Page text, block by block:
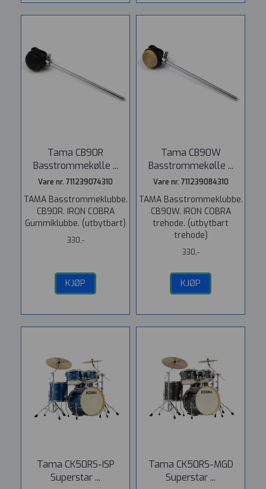
Tama CB90R
Basstrommekølle ...
Vare nr. 711239074310
TAMA Basstrommeklubbe.
CB90R. IRON COBRA
Gummiklubbe. (utbytbart)
330,-
KJØP
Tama CB90W
Basstrommekølle ...
Vare nr. 711239084310
TAMA Basstrommeklubbe.
CB90W. IRON COBRA
trehode. (utbytbart
trehode)
330,-
KJØP
Tama CK50RS-ISP
Superstar ...
Tama CK50RS-MGD
Superstar ...